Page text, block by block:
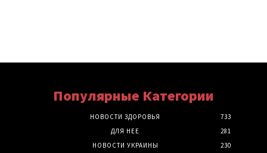
Популярные Категории
НОВОСТИ ЗДОРОВЬЯ
733
ДЛЯ НЕЕ
281
НОВОСТИ УКРАИНЫ
230